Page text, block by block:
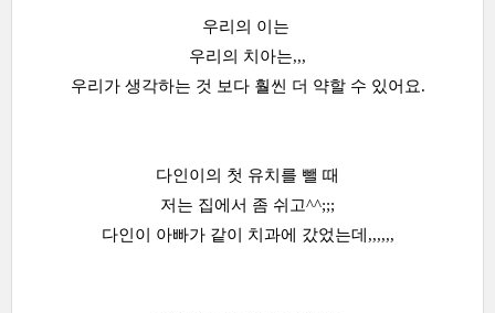
우리의 이는
우리의 치아는,,,
우리가 생각하는 것 보다 훨씬 더 약할 수 있어요.
다인이의 첫 유치를 뺄 때
저는 집에서 좀 쉬고^^;;;
다인이 아빠가 같이 치과에 갔었는데,,,,,,